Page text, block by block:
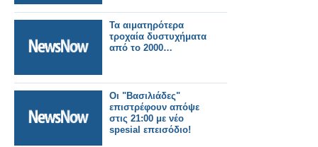
Τα αιματηρότερα
τροχαία δυστυχήματα
από το 2000…
Οι "Βασιλιάδες"
επιστρέφουν απόψε
στις 21:00 με νέο
spesial επεισόδιο!